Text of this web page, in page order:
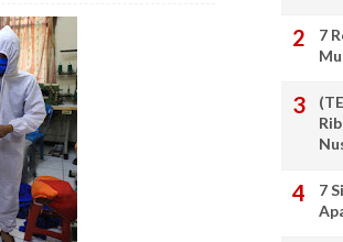
7
7